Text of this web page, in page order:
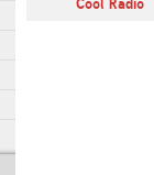
Cool Radio